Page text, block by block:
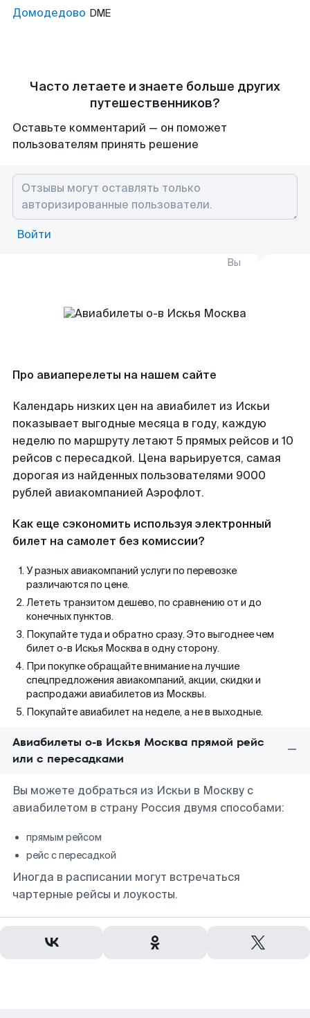
Домодедово DME
Часто летаете и знаете больше других
путешественников?
Оставьте комментарий — он поможет
пользователям принять решение
Войти
Вы
Про авиаперелеты на нашем сайте
Календарь низких цен на авиабилет из Искьи
показывает выгодные месяца в году, каждую
неделю по маршруту летают 5 прямых рейсов и 10
рейсов с пересадкой. Цена варьируется, самая
дорогая из найденных пользователями 9000
рублей авиакомпанией Аэрофлот.
Как еще сэкономить используя электронный
билет на самолет без комиссии?
У разных авиакомпаний услуги по перевозке
различаются по цене.
Лететь транзитом дешево, по сравнению от и до
конечных пунктов.
Покупайте туда и обратно сразу. Это выгоднее чем
билет о-в Искья Москва в одну сторону.
При покупке обращайте внимание на лучшие
спецпредложения авиакомпаний, акции, скидки и
распродажи авиабилетов из Москвы.
Покупайте авиабилет на неделе, а не в выходные.
Авиабилеты о-в Искья Москва прямой рейс
или с пересадками
Вы можете добраться из Искьи в Москву с
авиабилетом в страну Россия двумя способами:
прямым рейсом
рейс с пересадкой
Иногда в расписании могут встречаться
чартерные рейсы и лоукосты.